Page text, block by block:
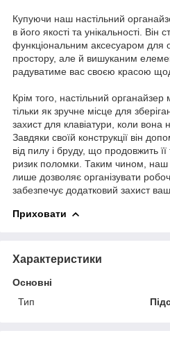
Купуючи наш настільний
в його якості та унікальності. Він
функціональним аксесуаром для
простору, але й вишуканим
радуватиме вас своєю красою
Крім того, настільний
тільки як зручне місце для
захист для клавіатури, коли вона
Завдяки своїй конструкції він
від пилу і бруду, що продовжить
ризик поломки. Таким чином, наш
лише дозволяє організувати
забезпечує додатковий захист
Приховати
Характеристики
Основні
Тип